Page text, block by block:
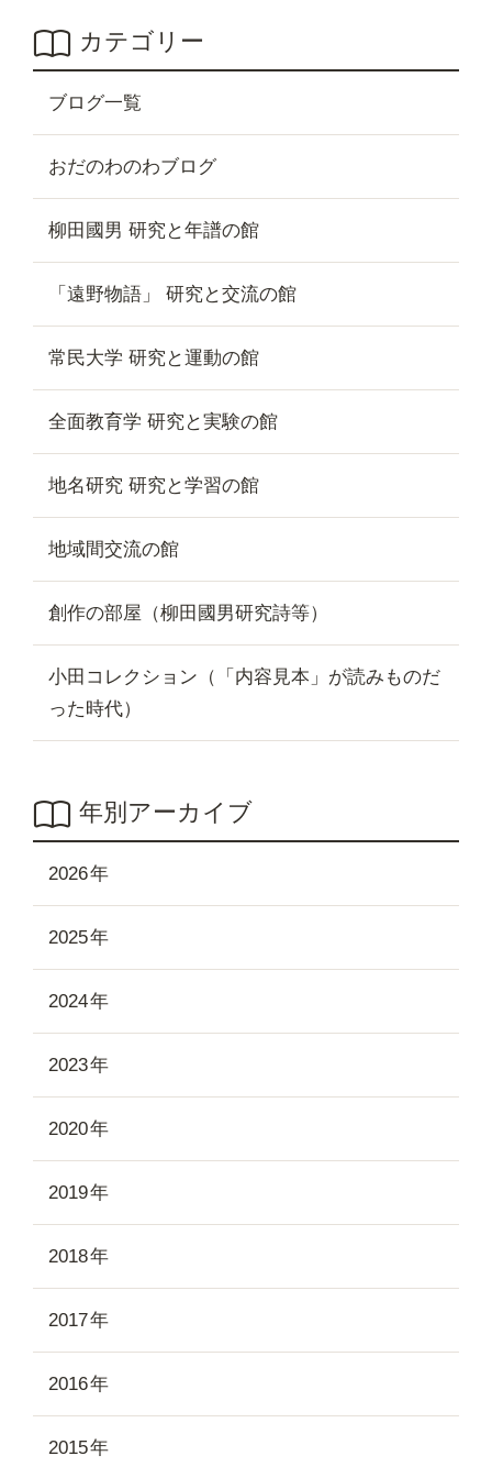
カテゴリー
ブログ一覧
おだのわのわブログ
柳田國男 研究と年譜の館
「遠野物語」 研究と交流の館
常民大学 研究と運動の館
全面教育学 研究と実験の館
地名研究 研究と学習の館
地域間交流の館
創作の部屋（柳田國男研究詩等）
小田コレクション（「内容見本」が読みものだ
った時代）
年別アーカイブ
2026
2025
2024
2023
2020
2019
2018
2017
2016
2015